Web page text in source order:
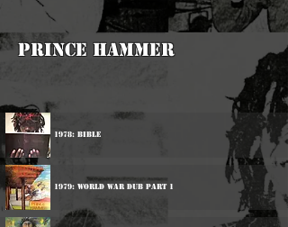
Prince Hammer
1978: Bible
1979: World War Dub Part 1